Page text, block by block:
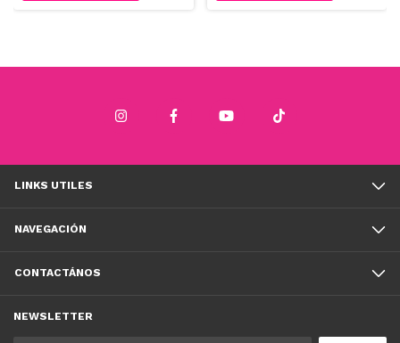
LINKS UTILES
NAVEGACIÓN
CONTACTÁNOS
NEWSLETTER